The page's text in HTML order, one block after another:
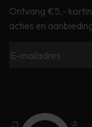
Ontvang €5,-
acties en